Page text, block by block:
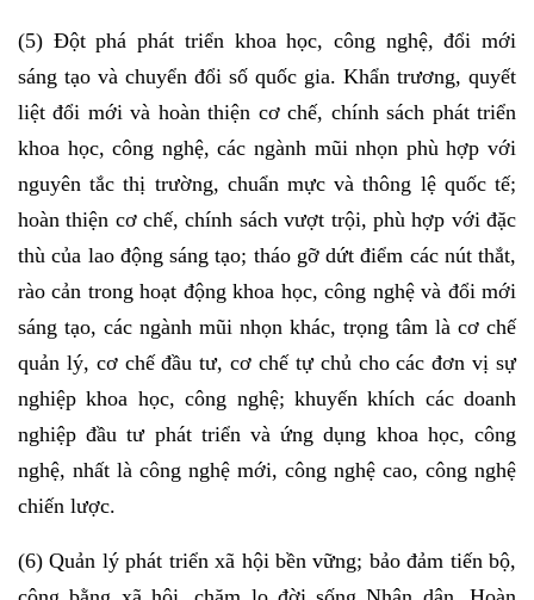
(5) Đột phá phát triển khoa học, công nghệ, đổi mới
sáng tạo và chuyển đổi số quốc gia. Khẩn trương, quyết
liệt đổi mới và hoàn thiện cơ chế, chính sách phát triển
khoa học, công nghệ, các ngành mũi nhọn phù hợp với
nguyên tắc thị trường, chuẩn mực và thông lệ quốc tế;
hoàn thiện cơ chế, chính sách vượt trội, phù hợp với đặc
thù của lao động sáng tạo; tháo gỡ dứt điểm các nút thắt,
rào cản trong hoạt động khoa học, công nghệ và đổi mới
sáng tạo, các ngành mũi nhọn khác, trọng tâm là cơ chế
quản lý, cơ chế đầu tư, cơ chế tự chủ cho các đơn vị sự
nghiệp khoa học, công nghệ; khuyến khích các doanh
nghiệp đầu tư phát triển và ứng dụng khoa học, công
nghệ, nhất là công nghệ mới, công nghệ cao, công nghệ
chiến lược.
(6) Quản lý phát triển xã hội bền vững; bảo đảm tiến bộ,